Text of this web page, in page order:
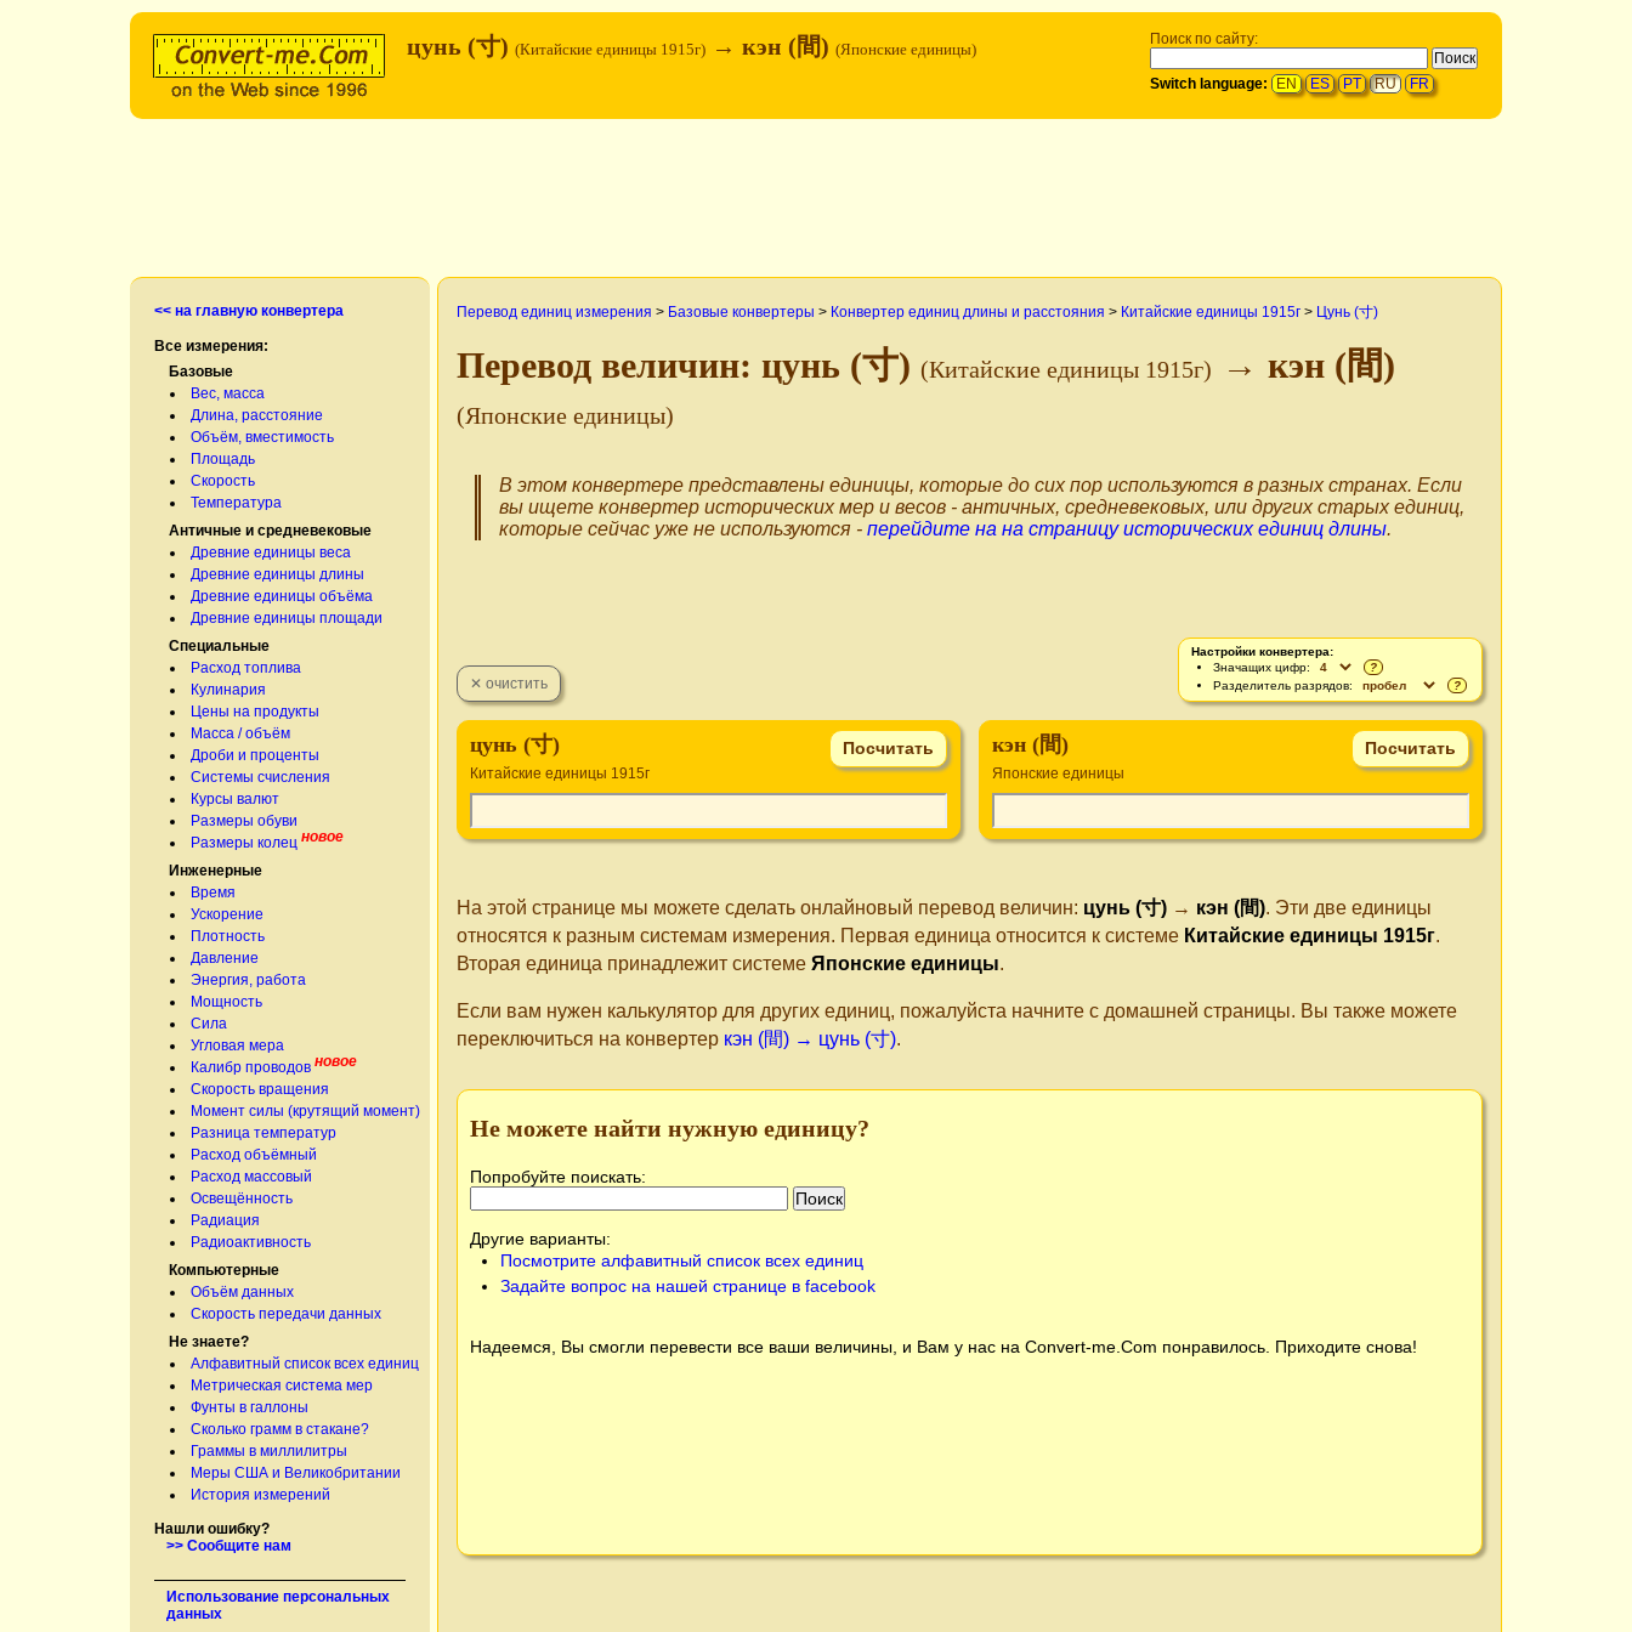
Поиск по сайту:
Switch language: EN ES PT RU FR
цунь (寸) (Китайские единицы 1915г) → кэн (間) (Японские единицы)
<< на главную конвертера
Все измерения:
Базовые
Вес, масса
Длина, расстояние
Объём, вместимость
Площадь
Скорость
Температура
Античные и средневековые
Древние единицы веса
Древние единицы длины
Древние единицы объёма
Древние единицы площади
Специальные
Расход топлива
Кулинария
Цены на продукты
Масса / объём
Дроби и проценты
Системы счисления
Курсы валют
Размеры обуви
Размеры колец новое
Инженерные
Время
Ускорение
Плотность
Давление
Энергия, работа
Мощность
Сила
Угловая мера
Калибр проводов новое
Скорость вращения
Момент силы (крутящий момент)
Разница температур
Расход объёмный
Расход массовый
Освещённость
Радиация
Радиоактивность
Компьютерные
Объём данных
Скорость передачи данных
Не знаете?
Алфавитный список всех единиц
Метрическая система мер
Фунты в галлоны
Сколько грамм в стакане?
Граммы в миллилитры
Меры США и Великобритании
История измерений
Нашли ошибку?
>> Сообщите нам
Использование персональных
данных
Перевод единиц измерения > Базовые конвертеры > Конвертер единиц длины и расстояния > Китайские единицы 1915г > Цунь (寸)
Перевод величин: цунь (寸) (Китайские единицы 1915г) → кэн (間)
(Японские единицы)
В этом конвертере представлены единицы, которые до сих пор используются в разных странах. Если
вы ищете конвертер исторических мер и весов - античных, средневековых, или других старых единиц,
которые сейчас уже не используются - перейдите на на страницу исторических единиц длины.
Настройки конвертера:
Значащих цифр:
?
Разделитель разрядов:
?
цунь (寸)
Китайские единицы 1915г
кэн (間)
Японские единицы
На этой странице мы можете сделать онлайновый перевод величин: цунь (寸) → кэн (間). Эти две единицы
относятся к разным системам измерения. Первая единица относится к системе Китайские единицы 1915г.
Вторая единица принадлежит системе Японские единицы.
Если вам нужен калькулятор для других единиц, пожалуйста начните с домашней страницы. Вы также можете
переключиться на конвертер кэн (間) → цунь (寸).
Не можете найти нужную единицу?
Попробуйте поискать:
Другие варианты:
Посмотрите алфавитный список всех единиц
Задайте вопрос на нашей странице в facebook
Надеемся, Вы смогли перевести все ваши величины, и Вам у нас на Convert-me.Com понравилось. Приходите снова!